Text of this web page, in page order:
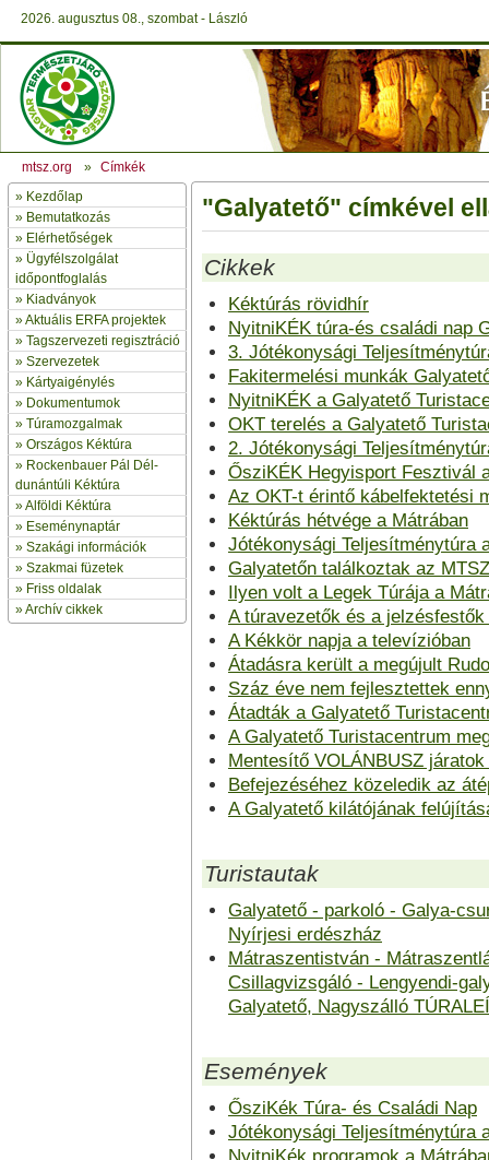
2026. augusztus 08., szombat - László
mtsz.org » Címkék
» Kezdőlap
» Bemutatkozás
» Elérhetőségek
» Ügyfélszolgálat
időpontfoglalás
» Kiadványok
»Aktuális ERFA projektek
» Tagszervezeti regisztráció
» Szervezetek
» Kártyaigénylés
» Dokumentumok
» Túramozgalmak
» Országos Kéktúra
» Rockenbauer Pál Dél-
dunántúli Kéktúra
»Alföldi Kéktúra
» Eseménynaptár
» Szakági információk
» Szakmai füzetek
» Friss oldalak
»Archív cikkek
"Galyatető" címkével
Cikkek
Kéktúrás rövidhír
NyitniKÉK túra-és családi nap
3. Jótékonysági
Fakitermelési munkák
NyitniKÉK a Galyatető
OKT terelés a Galyatető
2. Jótékonysági
ŐsziKÉK Hegyisport Fesztivál
Az OKT-t érintő kábelfektetési
Kéktúrás hétvége a Mátrában
Jótékonysági Teljesítménytúra
Galyatetőn találkoztak az
Ilyen volt a Legek Túrája a
A túravezetők és a
A Kékkör napja a televízióban
Átadásra került a megújult
Száz éve nem fejlesztettek
Átadták a Galyatető
A Galyatető Turistacentrum
Mentesítő VOLÁNBUSZ
Befejezéséhez közeledik az
A Galyatető kilátójának
Turistautak
Galyatető - parkoló - Galya-
Nyírjesi erdészház
Mátraszentistván -
Csillagvizsgáló - Lengyendi-
Galyatető, Nagyszálló
Események
ŐsziKék Túra- és Családi Nap
Jótékonysági Teljesítménytúra